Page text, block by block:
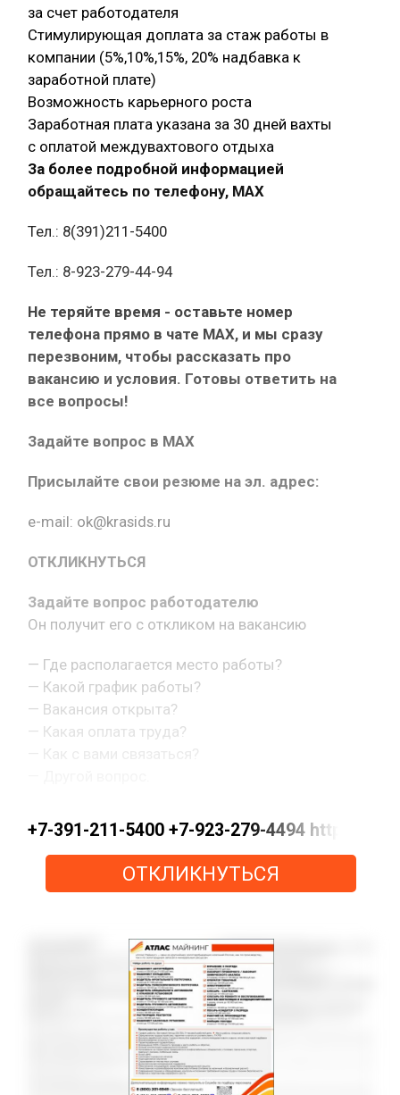
за счет работодателя
Стимулирующая доплата за стаж работы в
компании (5%,10%,15%, 20% надбавка к
заработной плате)
Возможность карьерного роста
Заработная плата указана за 30 дней вахты
с оплатой междувахтового отдыха
За более подробной информацией
обращайтесь по телефону, МАХ
Тел.: 8(391)211-5400
Тел.: 8-923-279-44-94
Не теряйте время - оставьте номер
телефона прямо в чате MAX, и мы сразу
перезвоним, чтобы рассказать про
вакансию и условия. Готовы ответить на
все вопросы!
Задайте вопрос в MAX
Присылайте свои резюме на эл. адрес:
e-mail: ok@krasids.ru
ОТКЛИКНУТЬСЯ
Задайте вопрос работодателю
Он получит его с откликом на вакансию
— Где располагается место работы?
— Какой график работы?
— Вакансия открыта?
— Какая оплата труда?
+7-391-211-5400 +7-923-279-4494 https://
ОТКЛИКНУТЬСЯ